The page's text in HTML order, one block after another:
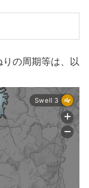
の周期等は、以